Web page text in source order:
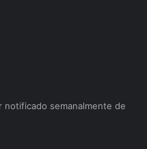
notificado semanalmente de